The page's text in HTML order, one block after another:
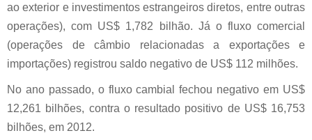
ao exterior e investimentos estrangeiros diretos, entre outras
operações), com US$ 1,782 bilhão. Já o fluxo comercial
(operações de câmbio relacionadas a exportações e
importações) registrou saldo negativo de US$ 112 milhões.
No ano passado, o fluxo cambial fechou negativo em US$
12,261 bilhões, contra o resultado positivo de US$ 16,753
bilhões, em 2012.